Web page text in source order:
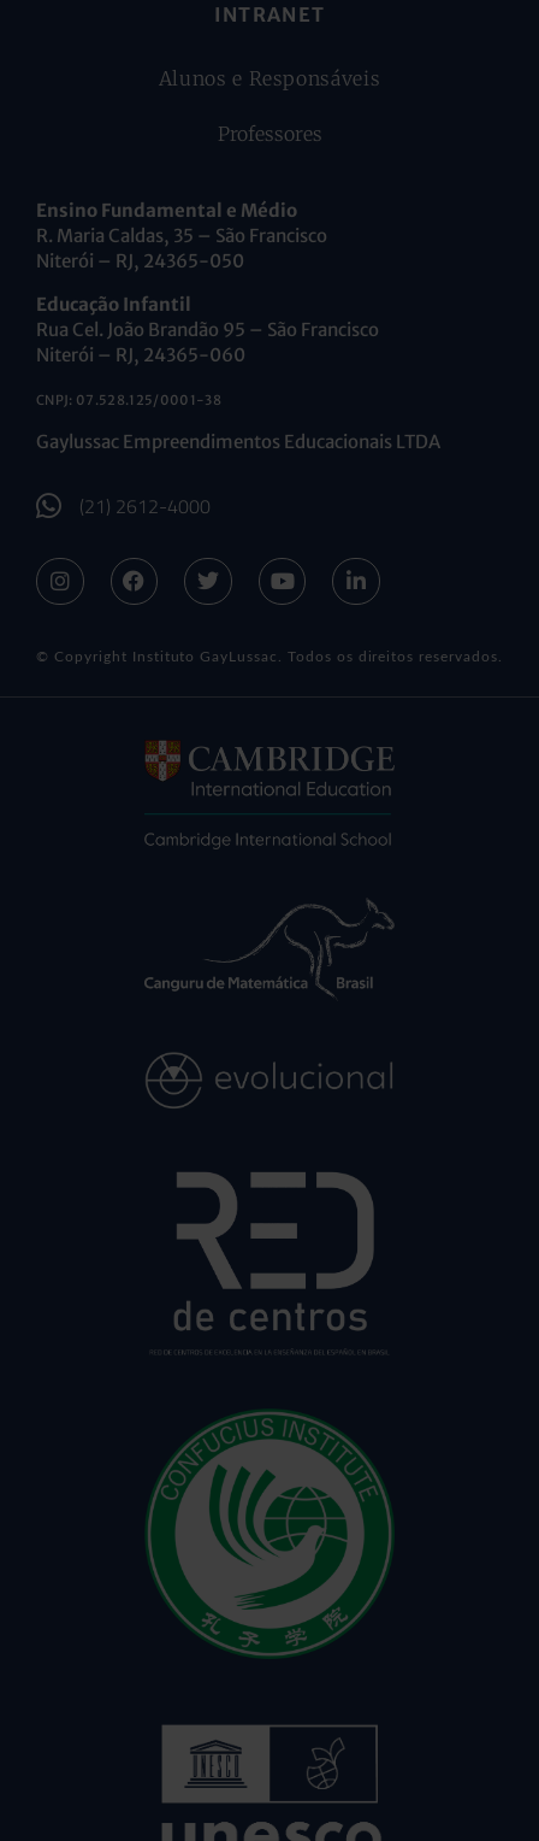
INTRANET
Alunos e Responsáveis
Professores
Ensino Fundamental e Médio
R. Maria Caldas, 35 – São Francisco
Niterói – RJ, 24365-050
Educação Infantil
Rua Cel. João Brandão 95 – São Francisco
Niterói – RJ, 24365-060
CNPJ: 07.528.125/0001-38
Gaylussac Empreendimentos Educacionais LTDA
(21) 2612-4000
© Copyright Instituto GayLussac. Todos os direitos reservados.